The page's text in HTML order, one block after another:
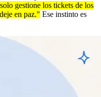
gestione los tickets de los
en paz." Ese instinto es